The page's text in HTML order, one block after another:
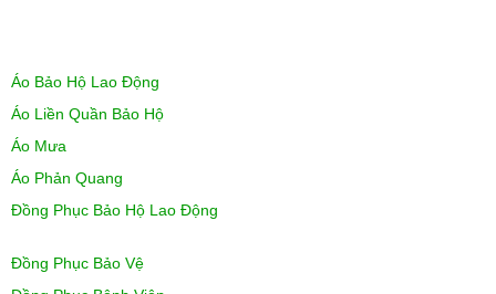
Áo Bảo Hộ Lao Động
Áo Liền Quần Bảo Hộ
Áo Mưa
Áo Phản Quang
Đồng Phục Bảo Hộ Lao Động
Đồng Phục Bảo Vệ